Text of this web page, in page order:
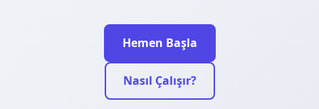
Hemen Başla
Nasıl Çalışır?